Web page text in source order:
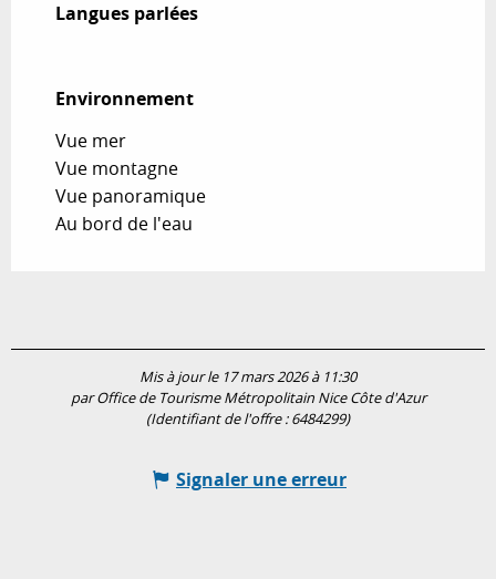
Langues parlées
Langues parlées
Environnement
Environnement
Vue mer
Vue montagne
Vue panoramique
Au bord de l'eau
Mis à jour le 17 mars 2026 à 11:30
par Office de Tourisme Métropolitain Nice Côte d'Azur
(Identifiant de l'offre :6484299)
Signaler une erreur